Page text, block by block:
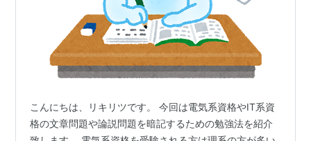
こんにちは、リキリツです。 今回は電気系資格やIT系資
格の文章問題や論説問題を暗記するための勉強法を紹介